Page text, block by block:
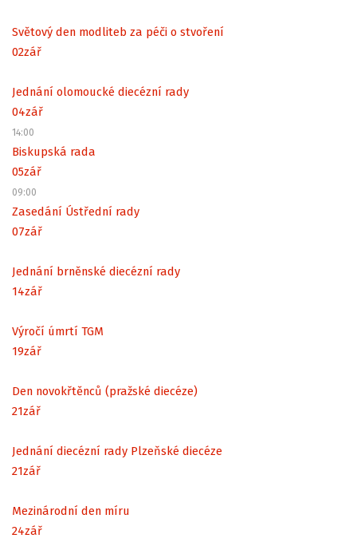
Světový den modliteb za péči o stvoření
02zář
Jednání olomoucké diecézní rady
04zář
14:00
Biskupská rada
05zář
09:00
Zasedání Ústřední rady
07zář
Jednání brněnské diecézní rady
14zář
Výročí úmrtí TGM
19zář
Den novokřtěnců (pražské diecéze)
21zář
Jednání diecézní rady Plzeňské diecéze
21zář
Mezinárodní den míru
24zář